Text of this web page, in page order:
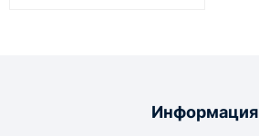
Информация